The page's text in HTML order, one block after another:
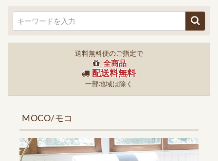
送料無料便のご指定で
全商品
配送料無料
一部地域は除く
MOCO/モコ